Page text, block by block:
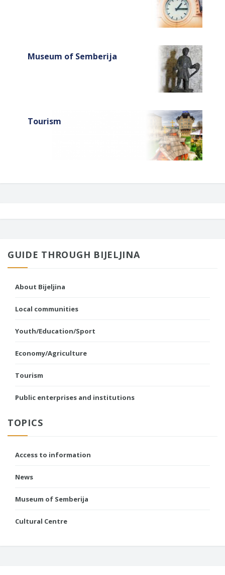
Museum of Semberija
Tourism
GUIDE THROUGH BIJELJINA
About Bijeljina
Local communities
Youth/Education/Sport
Economy/Agriculture
Tourism
Public enterprises and institutions
TOPICS
Access to information
News
Museum of Semberija
Cultural Centre